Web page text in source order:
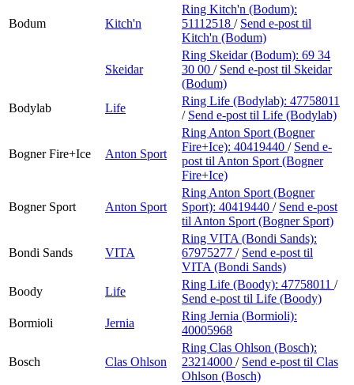
Bodum Kitch'n
Ring Kitch'n (Bodum):
51112518 / Send e-post til
Kitch'n (Bodum)
Skeidar
Ring Skeidar (Bodum): 69 34
30 00 / Send e-post til Skeidar
(Bodum)
Bodylab
Life
Ring Life (Bodylab): 47758011
/ Send e-post til Life (Bodylab)
Bogner Fire+Ice Anton Sport
Ring Anton Sport (Bogner
Fire+Ice): 40419440 / Send e-
post til Anton Sport (Bogner
Fire+Ice)
Bogner Sport Anton Sport
Ring Anton Sport (Bogner
Sport): 40419440 / Send e-post
til Anton Sport (Bogner Sport)
Bondi Sands VITA
Ring VITA (Bondi Sands):
67975277 / Send e-post til
VITA (Bondi Sands)
Boody
Life
Ring Life (Boody): 47758011 /
Send e-post til Life (Boody)
Bormioli
Jernia
Ring Jernia (Bormioli):
40005968
Bosch Clas Ohlson
Ring Clas Ohlson (Bosch):
23214000 / Send e-post til Clas
Ohlson (Bosch)